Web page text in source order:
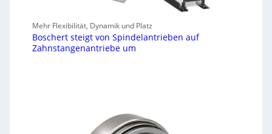
Mehr Flexibilität, Dynamik und Platz
Boschert steigt von Spindelantrieben auf
Zahnstangenantriebe um